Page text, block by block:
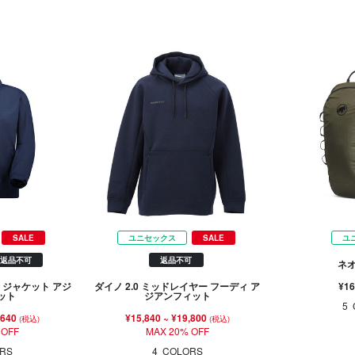
SALE
返品不可
ャケット アジ
ト
(税込)
ユニセックス SALE
返品不可
ダイノ 2.0 ミッドレイヤー フーディ ア
ジアンフィット
¥15,840~ ¥19,800 (税込)
MAX 20% OFF
4 COLORS
ユ
ネ
5